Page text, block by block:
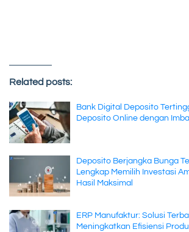
Related posts:
Bank Digital Deposito
Deposito Online dengan
Deposito Berjangka Bunga
Lengkap Memilih Investasi
Hasil Maksimal
ERP Manufaktur: Solusi
Meningkatkan Efisiensi